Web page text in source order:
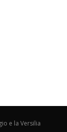
e la Versilia